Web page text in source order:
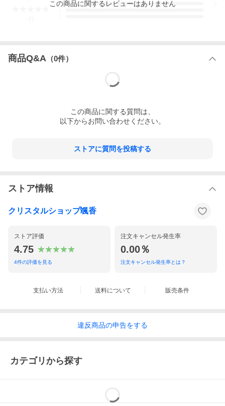
3
この商品に関するレビューはありません
商品Q&A （0件）
この商品に関する質問は、
以下からお問い合わせください。
ストアに質問を投稿する
ストア情報
クリスタルショップ颯香
ストア評価
4.75
4件の評価を見る
注文キャンセル発生率
0.00％
注文キャンセル発生率とは？
支払い方法 送料について 販売条件
違反商品の申告をする
カテゴリから探す